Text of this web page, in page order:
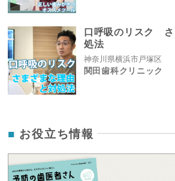
口呼吸のリスク さ
処法
神奈川県横浜市戸塚区
関田歯科クリニック
お役立ち情報